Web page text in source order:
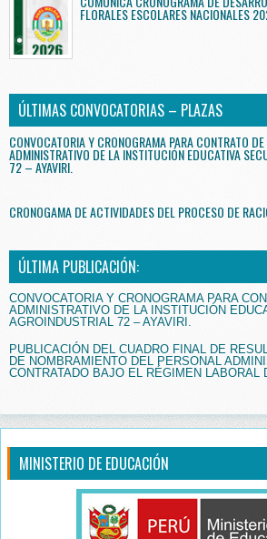
FLORALES ESCOLARES NACIONALES
ÚLTIMAS CONVOCATORIAS – PLAZAS
CONVOCATORIA Y CRONOGRAMA PARA CONTRATO
ADMINISTRATIVO DE LA INSTITUCIÓN EDUCATIVA
72 – AYAVIRI.
CRONOGAMA DE ACTIVIDADES DEL PROCESO DE
ÚLTIMA PUBLICACIÓN:
CONVOCATORIA Y CRONOGRAMA PARA
ADMINISTRATIVO DE LA INSTITUCIÓN
AGROINDUSTRIAL 72 – AYAVIRI.
PUBLICACIÓN DEL CUADRO FINAL DE
DE NOMBRAMIENTO DEL PERSONAL
CONTRATADO BAJO EL RÉGIMEN LABORAL
MINISTERIO DE EDUCACIÓN